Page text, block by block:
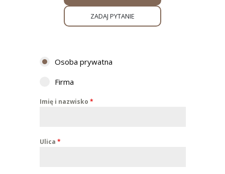
ZADAJ PYTANIE
Osoba prywatna
Firma
Imię i nazwisko *
Ulica *